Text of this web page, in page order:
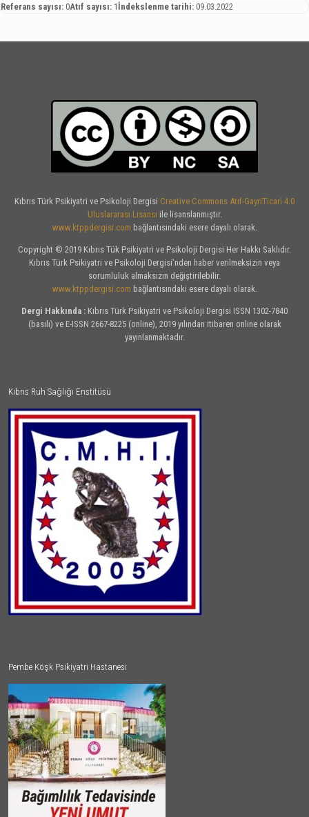
Referans sayısı: 0Atıf sayısı: 1 İndekslenme tarihi: 09.03.2022
Kıbrıs Türk Psikiyatri ve Psikoloji Dergisi Creative Commons Atıf-GayriTicari 4.0
Uluslararası Lisansı ile lisanslanmıştır.
www.ktppdergisi.com bağlantısındaki esere dayalı olarak.
Copyright © 2019 Kıbrıs Tük Psikiyatri ve Psikoloji Dergisi Her Hakkı Saklıdır.
Kıbrıs Türk Psikiyatri ve Psikoloji Dergisi’nden haber verilmeksizin veya
sorumluluk almaksızın değiştirilebilir.
www.ktppdergisi.com bağlantısındaki esere dayalı olarak.
Dergi Hakkında : Kıbrıs Türk Psikiyatri ve Psikoloji Dergisi ISSN 1302-7840
(basılı) ve E-ISSN 2667-8225 (online), 2019 yılından itibaren online olarak
yayınlanmaktadır.
Kıbrıs Ruh Sağlığı Enstitüsü
Pembe Köşk Psikiyatri Hastanesi